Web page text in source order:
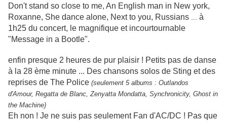
Don't stand so close to me, An English man in New york,
Roxanne, She dance alone, Next to you, Russians
à
1h25 du concert, le magnifique et incourtournable
"Message in a Bootle".
enfin presque 2 heures de pur plaisir ! Petits pas de danse
à la 28 ème minute ... Des chansons solos de Sting et des
reprises de The Police (seulement 5 albums : Outlandos
d'Amour, Regatta de Blanc, Zenyatta Mondatta, Synchronicity, Ghost in
the Machine)
Eh non ! Je ne suis pas seulement Fan d'AC/DC ! Pas que